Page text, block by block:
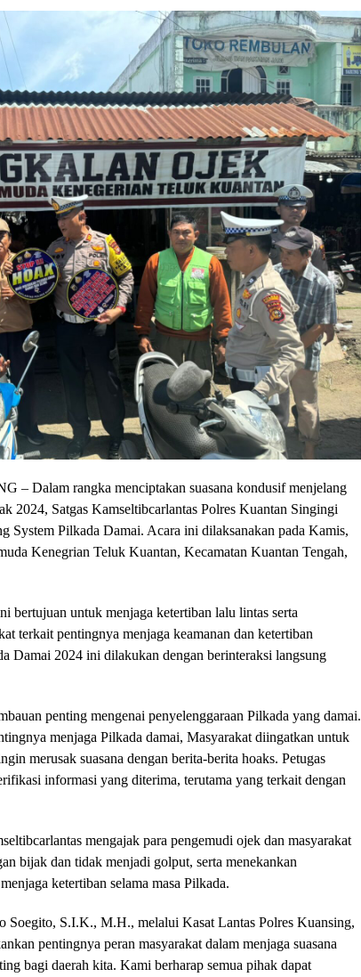
– Dalam rangka menciptakan suasana kondusif menjelang
2024, Satgas Kamseltibcarlantas Polres Kuantan Singingi
System Pilkada Damai. Acara ini dilaksanakan pada Kamis,
Kenegrian Teluk Kuantan, Kecamatan Kuantan Tengah,
untuk menjaga ketertiban lalu lintas serta
terkait pentingnya menjaga keamanan dan ketertiban
Damai 2024 ini dilakukan dengan berinteraksi langsung
penting mengenai penyelenggaraan Pilkada yang damai.
menjaga Pilkada damai, Masyarakat diingatkan untuk
merusak suasana dengan berita-berita hoaks. Petugas
informasi yang diterima, terutama yang terkait dengan
mengajak para pengemudi ojek dan masyarakat
bijak dan tidak menjadi golput, serta menekankan
ketertiban selama masa Pilkada.
Soegito, S.I.K., M.H., melalui Kasat Lantas Polres Kuansing,
pentingnya peran masyarakat dalam menjaga suasana
bagi daerah kita. Kami berharap semua pihak dapat